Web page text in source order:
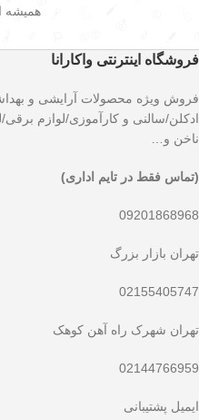
همیشه
فروشگاه اینترنتی واکارانا
فروش ویژه محصولات آرایشی و
ادکلن/سالنی و کارآموزی/لوازم
ناخن و…
(تماس فقط در تایم اداری)
09201868968
تهران بازار بزرگ
02155405747
تهران شهرک راه آهن کوهک
02144766959
ایمیل پشتیبانی